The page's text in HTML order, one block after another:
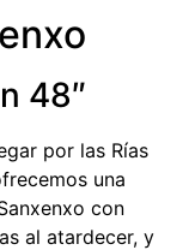
48″
por las Rías
una
con
al atardecer, y